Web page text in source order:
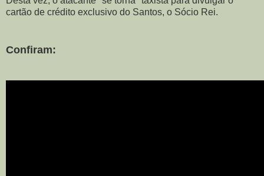
cartão de crédito exclusivo do Santos, o Sócio Rei.
Confiram: